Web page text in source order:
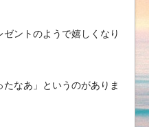
ントのようで嬉しくなり
なあ」というのがありま